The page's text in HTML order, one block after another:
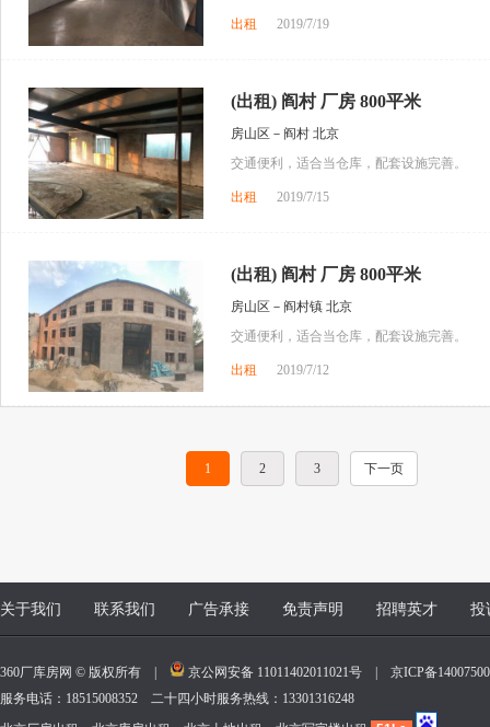
出租 2019/7/19
(出租) 阎村 厂房 800平米
房山区－阎村 北京
交通便利，适合当仓库，配套设施完善。
出租 2019/7/15
(出租) 阎村 厂房 800平米
房山区－阎村镇 北京
交通便利，适合当仓库，配套设施完善。
出租 2019/7/12
1 2 3 下一页
关于我们 联系我们 广告承接 免责声明 招聘英才 投
360厂库房网 © 版权所有 | 京公网安备 11011402011021号
京ICP备
服务电话：18515008352 二十四小时服务热线：13301316248